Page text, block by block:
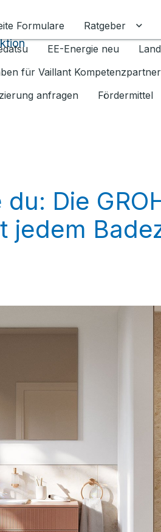
Formulare
Ratgeber
EE-Energie neu
für Vaillant Kompetenzpartner
anfragen
Fördermittel
Die
jedem